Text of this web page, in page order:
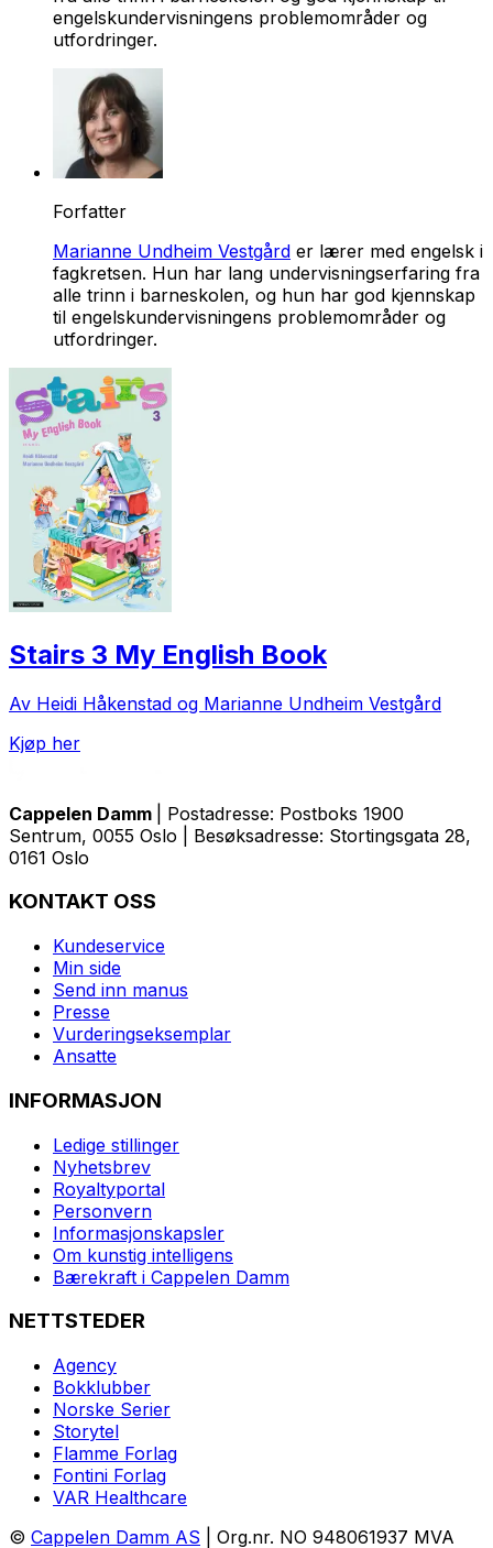
engelskundervisningens problemområder og
utfordringer.
Forfatter
Marianne Undheim Vestgård er lærer med engelsk i
fagkretsen. Hun har lang undervisningserfaring fra
alle trinn i barneskolen, og hun har god kjennskap
til engelskundervisningens problemområder og
utfordringer.
Stairs 3 My English Book
Av Heidi Håkenstad og Marianne Undheim Vestgård
Kjøp her
Cappelen Damm
| Postadresse: Postboks 1900
Sentrum, 0055 Oslo | Besøksadresse: Stortingsgata 28,
0161 Oslo
KONTAKT OSS
Kundeservice
Min side
Send inn manus
Presse
Vurderingseksemplar
Ansatte
INFORMASJON
Ledige stillinger
Nyhetsbrev
Royaltyportal
Personvern
Informasjonskapsler
Om kunstig intelligens
Bærekraft i Cappelen Damm
NETTSTEDER
Agency
Bokklubber
Norske Serier
Storytel
Flamme Forlag
Fontini Forlag
VAR Healthcare
© Cappelen Damm AS | Org.nr. NO 948061937 MVA